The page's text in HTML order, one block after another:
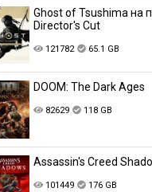
Ghost of Tsushima на
Director's Cut
121782 65.1 GB
DOOM: The Dark Ages
82629 118 GB
Assassin's Creed
101449 176 GB